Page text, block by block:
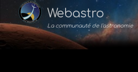
Webastro
La communauté de l'astronomie